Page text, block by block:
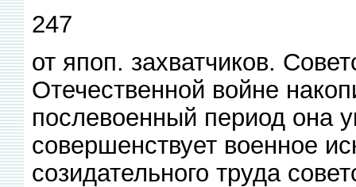
247
от япоп. захватчиков.
Отечественной войне
послевоенный период она
совершенствует военное
созидательного труда